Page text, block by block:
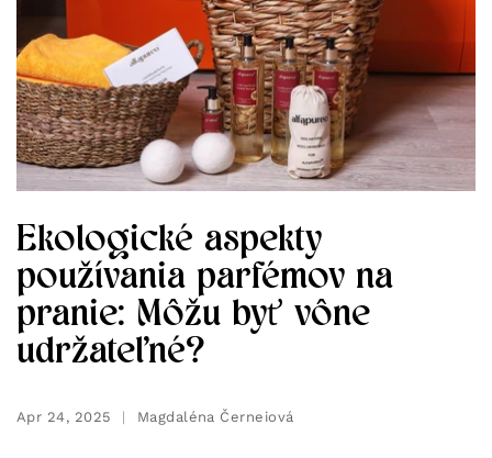
Ekologické aspekty
používania parfémov na
pranie: Môžu byť vône
udržateľné?
Apr 24, 2025 Magdaléna Černeiová